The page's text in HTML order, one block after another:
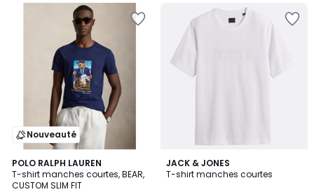
Nouveauté
POLO RALPH LAUREN
T-shirt manches courtes, BEAR,
CUSTOM SLIM FIT
5
/
5
JACK & JONES
T-shirt manches courtes
2
Couleurs